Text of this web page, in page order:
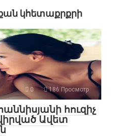
կհետաքրքրի
0 186 Просмотр
հուզիչ
Ավետ